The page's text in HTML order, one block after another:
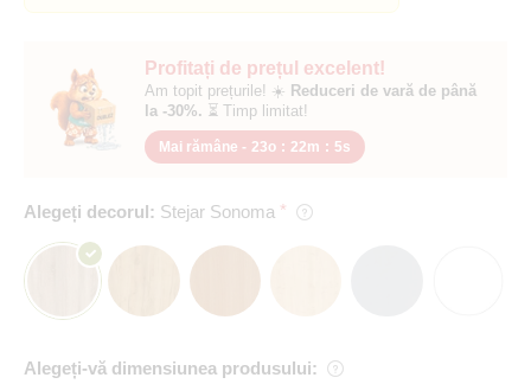
Profitați de prețul excelent!
Am topit prețurile! ☀️ Reduceri de vară de până
la -30%. ⏳ Timp limitat!
Mai rămâne - 23o : 22m : 4s
Alegeți decorul: Stejar Sonoma
Alegeți-vă dimensiunea produsului: